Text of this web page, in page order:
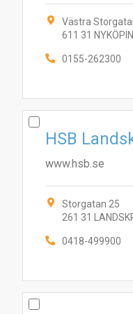
Västra
611 31
0155-262300
HSB
www.hsb.se
Storgatan 25
261 31
0418-499900